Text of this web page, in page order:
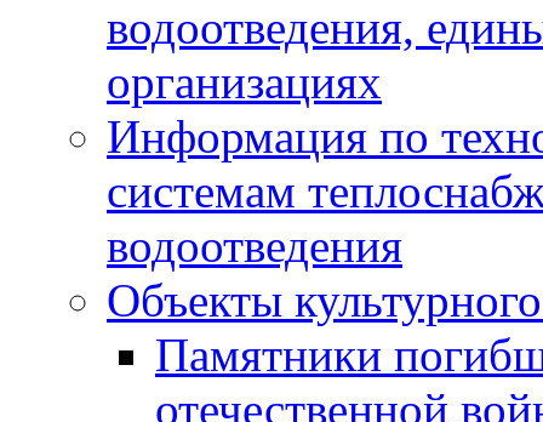
водоотведения,
организациях
Информация по
системам
водоотведения
Объекты
Памятники
отечественной